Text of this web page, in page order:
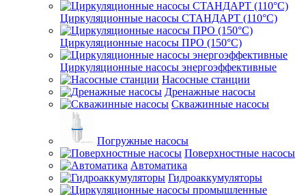
Циркуляционные насосы СТАНДАРТ (110°C)
Циркуляционные насосы ПРО (150°C)
Циркуляционные насосы энергоэффективные
Насосные станции
Дренажные насосы
Скважинные насосы
Погружные насосы
Поверхностные насосы
Автоматика
Гидроаккумуляторы